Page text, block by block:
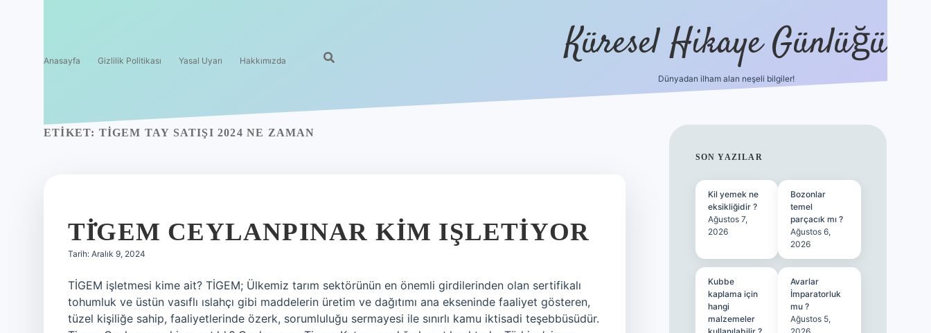
Anasayfa Gizlilik Politikası Yasal Uyarı Hakkımızda Küresel Hikaye Günlüğü
Dünyadan ilham alan neşeli bilgiler!
ETIKET: TİGEM TAY SATIŞI 2024 NE ZAMAN
TİGEM CEYLANPINAR KIM IŞLETIYOR
Tarih: Aralık 9, 2024
TİGEM işletmesi kime ait? TİGEM; Ülkemiz tarım sektörünün en önemli girdilerinden olan sertifikalı
tohumluk ve üstün vasıflı ıslahçı gibi maddelerin üretim ve dağıtımı ana ekseninde faaliyet gösteren,
tüzel kişiliğe sahip, faaliyetlerinde özerk, sorumluluğu sermayesi ile sınırlı kamu iktisadi teşebbüsüdür.
SIDEBAR
SON YAZILAR
Kil yemek ne
eksikliğidir ?
Ağustos 7,
2026
Bozonlar
temel
parçacık mı ?
Ağustos 6,
2026
Kubbe
kaplama için
hangi
malzemeler
Avarlar
İmparatorluk
mu ?
Ağustos 5,
betexper